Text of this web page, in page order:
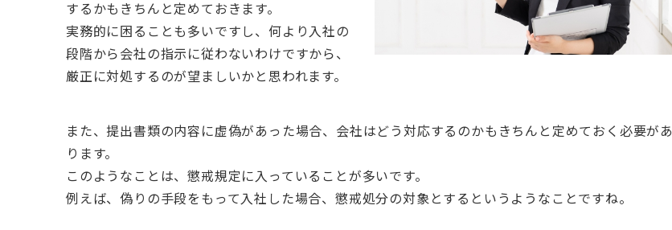
するかもきちんと定めておきます。
実務的に困ることも多いですし、何より入社の
段階から会社の指示に従わないわけですから、
厳正に対処するのが望ましいかと思われます。
また、提出書類の内容に虚偽があった場合、会社はどう対応するのかもきちんと定めておく必要があ
ります。
このようなことは、懲戒規定に入っていることが多いです。
例えば、偽りの手段をもって入社した場合、懲戒処分の対象とするというようなことですね。